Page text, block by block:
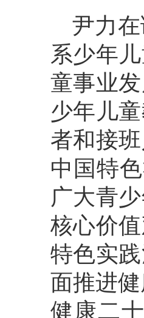
尹力
系少年
童事业
少年儿
者和接
中国特
广大青
核心价
特色实
面推进
健康二